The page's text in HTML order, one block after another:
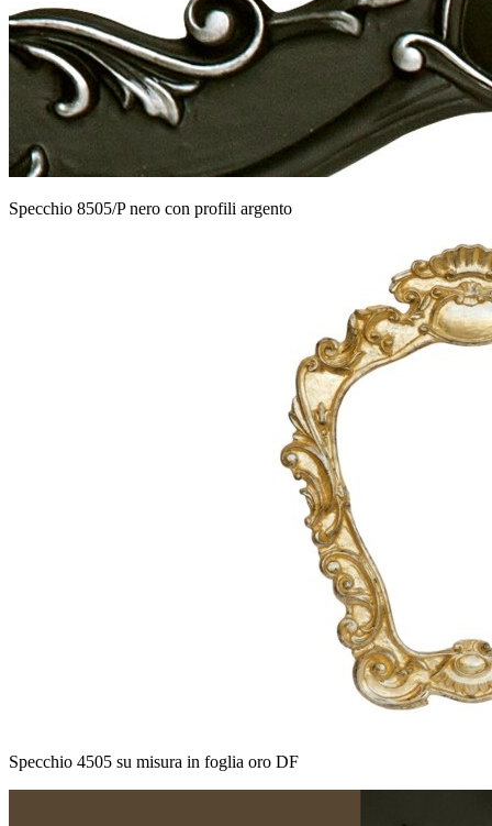
Specchio 8505/P nero con profili argento
Specchio 4505 su misura in foglia oro DF